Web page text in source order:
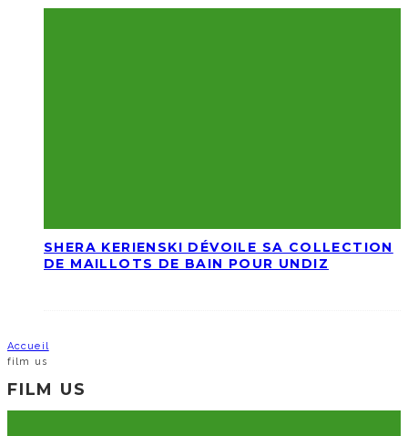
SHERA KERIENSKI DÉVOILE SA COLLECTION
DE MAILLOTS DE BAIN POUR UNDIZ
Accueil
film us
FILM US